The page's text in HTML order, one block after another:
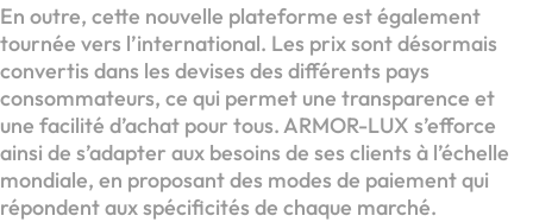
En outre, cette nouvelle plateforme est également
tournée vers l’international. Les prix sont désormais
convertis dans les devises des différents pays
consommateurs, ce qui permet une transparence et
une facilité d’achat pour tous. ARMOR-LUX s’efforce
ainsi de s’adapter aux besoins de ses clients à l’échelle
mondiale, en proposant des modes de paiement qui
répondent aux spécificités de chaque marché.